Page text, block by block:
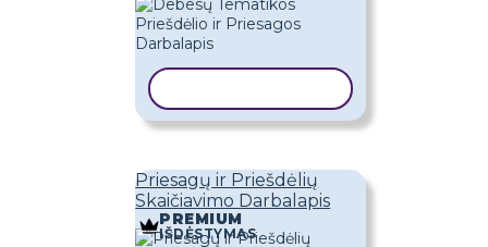
Priesagų ir Priešdėlių
Skaičiavimo Darbalapis
PREMIUM
IŠDĖSTYMAS